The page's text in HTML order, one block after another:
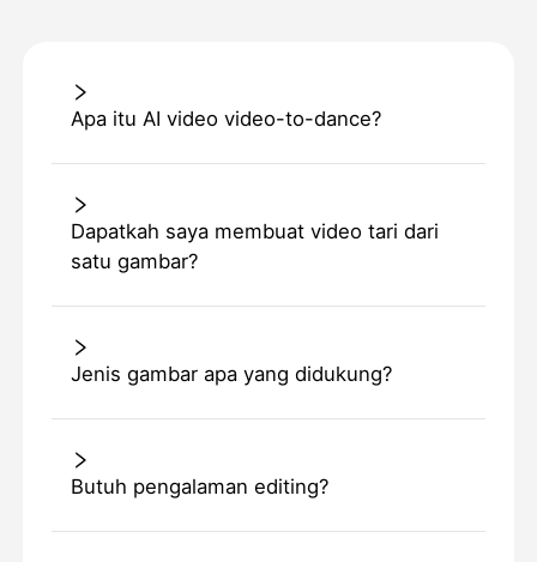
Apa itu AI video video-to-dance?
Dapatkah saya membuat video tari dari
satu gambar?
Jenis gambar apa yang didukung?
Butuh pengalaman editing?